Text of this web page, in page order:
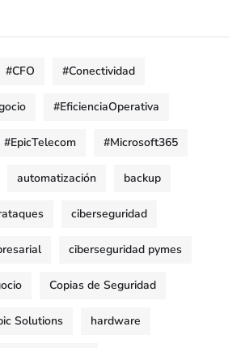
#CFO #Conectividad
#EficienciaOperativa
#EpicTelecom #Microsoft365
automatización backup
ciberseguridad
ciberseguridad pymes
Copias de Seguridad
Solutions hardware